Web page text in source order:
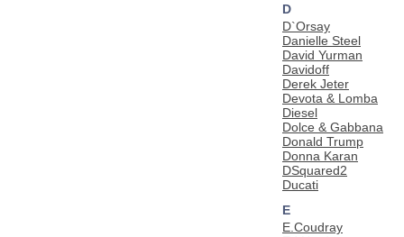
D
D`Orsay
Danielle Steel
David Yurman
Davidoff
Derek Jeter
Devota & Lomba
Diesel
Dolce & Gabbana
Donald Trump
Donna Karan
DSquared2
Ducati
E
E.Coudray